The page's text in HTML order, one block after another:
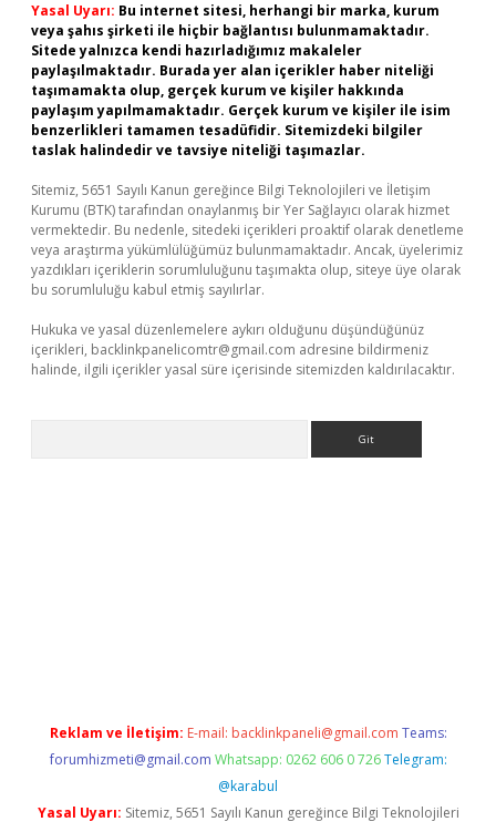
Yasal Uyarı: Bu internet sitesi, herhangi bir marka, kurum
veya şahıs şirketi ile hiçbir bağlantısı bulunmamaktadır.
Sitede yalnızca kendi hazırladığımız makaleler
paylaşılmaktadır. Burada yer alan içerikler haber niteliği
taşımamakta olup, gerçek kurum ve kişiler hakkında
paylaşım yapılmamaktadır. Gerçek kurum ve kişiler ile isim
benzerlikleri tamamen tesadüfidir. Sitemizdeki bilgiler
taslak halindedir ve tavsiye niteliği taşımazlar.
Sitemiz, 5651 Sayılı Kanun gereğince Bilgi Teknolojileri ve İletişim
Kurumu (BTK) tarafından onaylanmış bir Yer Sağlayıcı olarak hizmet
vermektedir. Bu nedenle, sitedeki içerikleri proaktif olarak denetleme
veya araştırma yükümlülüğümüz bulunmamaktadır. Ancak, üyelerimiz
yazdıkları içeriklerin sorumluluğunu taşımakta olup, siteye üye olarak
bu sorumluluğu kabul etmiş sayılırlar.
Hukuka ve yasal düzenlemelere aykırı olduğunu düşündüğünüz
içerikleri, backlinkpanelicomtr@gmail.com adresine bildirmeniz
halinde, ilgili içerikler yasal süre içerisinde sitemizden kaldırılacaktır.
Reklam ve İletişim: E-mail: backlinkpaneli@gmail.com Teams:
forumhizmeti@gmail.com Whatsapp: 0262 606 0 726 Telegram:
@karabul
Yasal Uyarı: Sitemiz, 5651 Sayılı Kanun gereğince Bilgi Teknolojileri